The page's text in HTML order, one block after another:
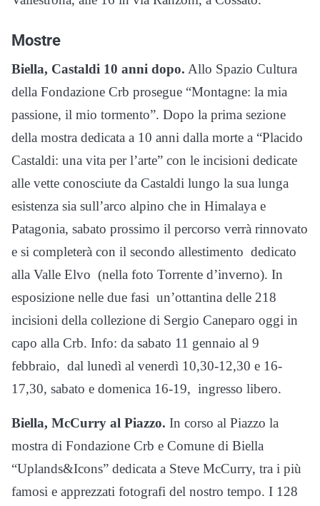
Mostre
Biella, Castaldi 10 anni dopo. Allo Spazio Cultura
della Fondazione Crb prosegue “Montagne: la mia
passione, il mio tormento”. Dopo la prima sezione
della mostra dedicata a 10 anni dalla morte a “Placido
Castaldi: una vita per l’arte” con le incisioni dedicate
alle vette conosciute da Castaldi lungo la sua lunga
esistenza sia sull’arco alpino che in Himalaya e
Patagonia, sabato prossimo il percorso verrà rinnovato
e si completerà con il secondo allestimento dedicato
alla Valle Elvo (nella foto Torrente d’inverno). In
esposizione nelle due fasi un’ottantina delle 218
incisioni della collezione di Sergio Caneparo oggi in
capo alla Crb. Info: da sabato 11 gennaio al 9
febbraio, dal lunedì al venerdì 10,30-12,30 e 16-
17,30, sabato e domenica 16-19, ingresso libero.
Biella, McCurry al Piazzo. In corso al Piazzo la
mostra di Fondazione Crb e Comune di Biella
“Uplands&Icons” dedicata a Steve McCurry, tra i più
famosi e apprezzati fotografi del nostro tempo. I 128